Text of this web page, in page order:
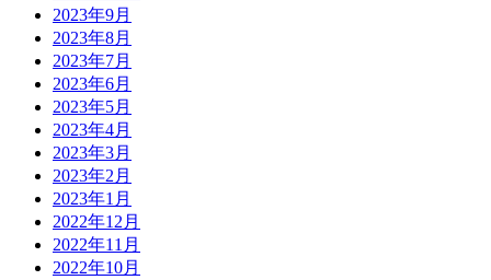
2023年9月
2023年8月
2023年7月
2023年6月
2023年5月
2023年4月
2023年3月
2023年2月
2023年1月
2022年12月
2022年11月
2022年10月